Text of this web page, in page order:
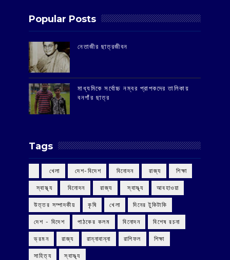
Popular Posts
‌নেতাজীর ছাত্রজীবন
মাধ্যমিকে সর্বোচ্চ নম্বর প্রাপকদের তালিকায়
বনগাঁর ছাত্র
Tags
‌ খেলা ‌ দেশ-বিদেশ ‌ বিনোদন ‌ রাজ্য ‌ শিক্ষা
‌ স্বাস্থ্য ‌ বিনোদন ‌ রাজ্য ‌ স্বাস্থ্য আবহাওয়া
উত্তর সম্পাদকীয় কৃষি খেলা দিনের টুকিটাকি
দেশ - বিদেশ পাঠকের কলম বিনোদন বিশেষ রচনা
ভ্রমন রাজ্য রান্নাবান্না রাশিফল শিক্ষা
সাহিত্য স্বাস্থ্য